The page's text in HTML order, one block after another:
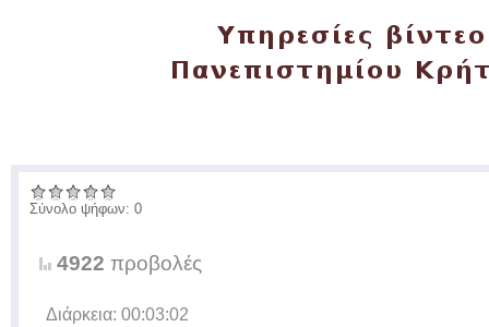
Σύνολο ψήφων: 0
4922 προβολές
Διάρκεια: 00:03:02